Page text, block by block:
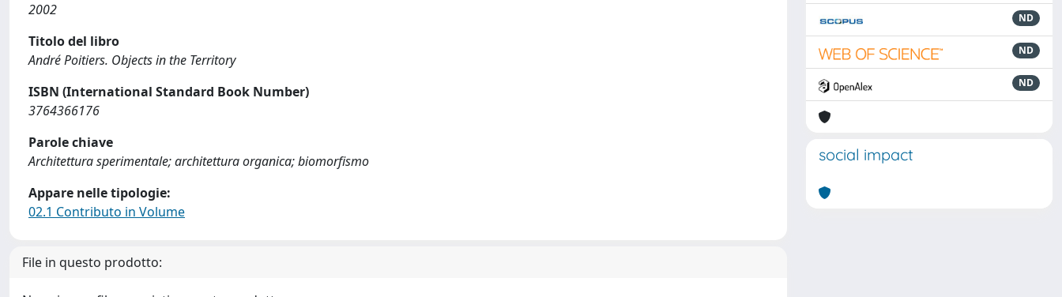
2002
Titolo del libro
André Poitiers. Objects in the Territory
ISBN (International Standard Book Number)
3764366176
Parole chiave
Architettura sperimentale; architettura organica; biomorfismo
Appare nelle tipologie:
02.1 Contributo in Volume
File in questo prodotto:
ND
ND
ND
social impact